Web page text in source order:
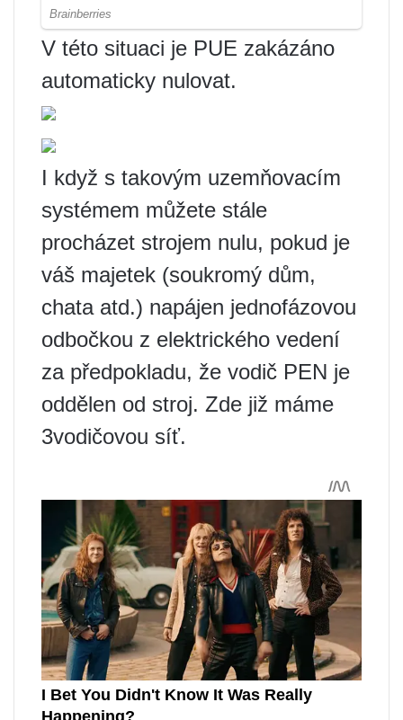
V této situaci je PUE zakázáno
automaticky nulovat.
I když s takovým uzemňovacím
systémem můžete stále
procházet strojem nulu, pokud je
váš majetek (soukromý dům,
chata atd.) napájen jednofázovou
odbočkou z elektrického vedení
za předpokladu, že vodič PEN je
oddělen od stroj. Zde již máme
3vodičovou síť.